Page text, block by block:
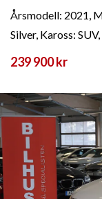
Årsmodell: 2021,
Silver, Kaross:
239 900 kr